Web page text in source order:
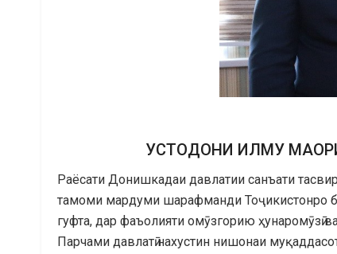
УСТОДОНИ ИЛМУ
Раёсати Донишкадаи давлатии санъати
тамоми мардуми шарафманди Тоҷикистонро
гуфта, дар фаъолияти омӯзгорию ҳунаромӯзӣ
Парчами давлатӣ нахустин нишонаи